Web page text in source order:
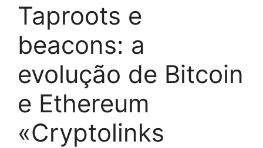
Taproots e
beacons: a
evolução de Bitcoin
e Ethereum
«Cryptolinks